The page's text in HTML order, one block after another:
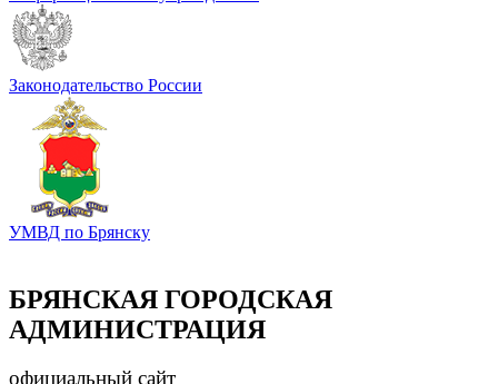
Законодательство России
УМВД по Брянску
БРЯНСКАЯ ГОРОДСКАЯ
АДМИНИСТРАЦИЯ
официальный сайт